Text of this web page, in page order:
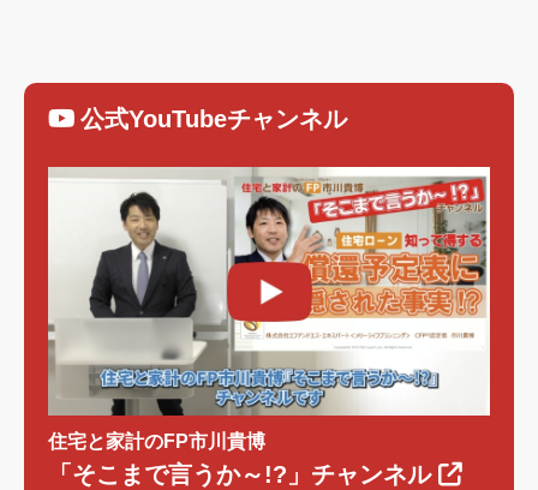
公式YouTubeチャンネル
住宅と家計のFP市川貴博
「そこまで言うか～!?」チャンネル